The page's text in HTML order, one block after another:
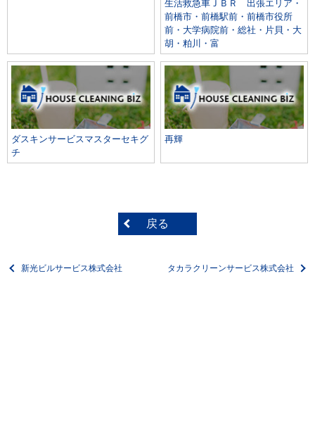
生活救急車ＪＢＲ 出張エリア・
前橋市・前橋駅前・前橋市役所
前・大学病院前・総社・片貝・大
胡・粕川・富
ダスキンサービスマスターセキグ
チ
再輝
戻る
新光ビルサービス株式会社 タカラクリーンサービス株式会社